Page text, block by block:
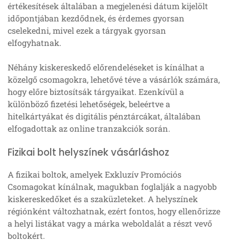
értékesítések általában a megjelenési dátum kijelölt
időpontjában kezdődnek, és érdemes gyorsan
cselekedni, mivel ezek a tárgyak gyorsan
elfogyhatnak.
Néhány kiskereskedő előrendeléseket is kínálhat a
közelgő csomagokra, lehetővé téve a vásárlók számára,
hogy előre biztosítsák tárgyaikat. Ezenkívül a
különböző fizetési lehetőségek, beleértve a
hitelkártyákat és digitális pénztárcákat, általában
elfogadottak az online tranzakciók során.
Fizikai bolt helyszínek vásárláshoz
A fizikai boltok, amelyek Exkluzív Promóciós
Csomagokat kínálnak, magukban foglalják a nagyobb
kiskereskedőket és a szaküzleteket. A helyszínek
régiónként változhatnak, ezért fontos, hogy ellenőrizze
a helyi listákat vagy a márka weboldalát a részt vevő
boltokért.